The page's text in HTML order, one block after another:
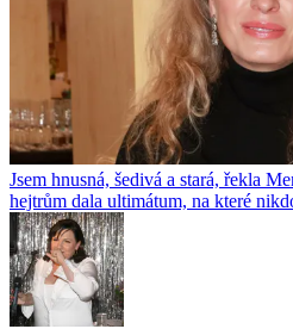
Jsem hnusná, šedivá a stará, řekla
hejtrům dala ultimátum, na které